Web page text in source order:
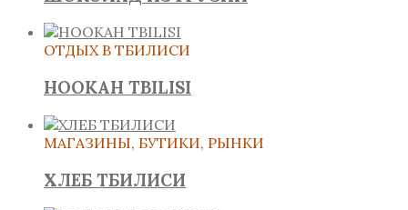
ОТДЫХ В ТБИЛИСИ
HOOKAH TBILISI
МАГАЗИНЫ, БУТИКИ, РЫНКИ
ХЛЕБ ТБИЛИСИ